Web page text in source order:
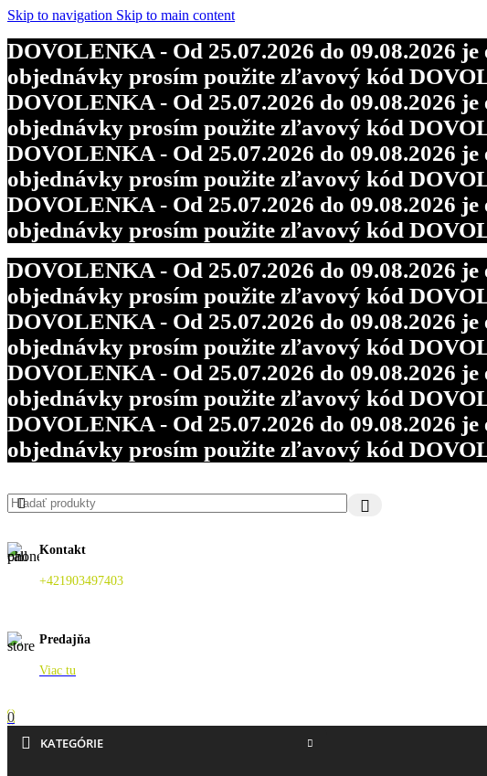
Skip to navigation Skip to main content
objednávky prosím použite zľavový kód
DOVOLENKA - Od 25.07.2026 do 09.08.2026
objednávky prosím použite zľavový kód
DOVOLENKA - Od 25.07.2026 do 09.08.2026
objednávky prosím použite zľavový kód
DOVOLENKA - Od 25.07.2026 do 09.08.2026
objednávky prosím použite zľavový kód
DOVOLENKA - Od 25.07.2026 do 09.08.2026
objednávky prosím použite zľavový kód
DOVOLENKA - Od 25.07.2026 do 09.08.2026
objednávky prosím použite zľavový kód
DOVOLENKA - Od 25.07.2026 do 09.08.2026
objednávky prosím použite zľavový kód
DOVOLENKA - Od 25.07.2026 do 09.08.2026
objednávky prosím použite zľavový kód
DOVOLENKA - Od 25.07.2026 do 09.08.2026
objednávky prosím použite zľavový kód
DOVOLENKA - Od 25.07.2026 do 09.08.2026
objednávky prosím použite zľavový kód
DOVOLENKA - Od 25.07.2026 do 09.08.2026
objednávky prosím použite zľavový kód
Kontakt
+421903497403
Predajňa
Viac tu
0
KATEGÓRIE